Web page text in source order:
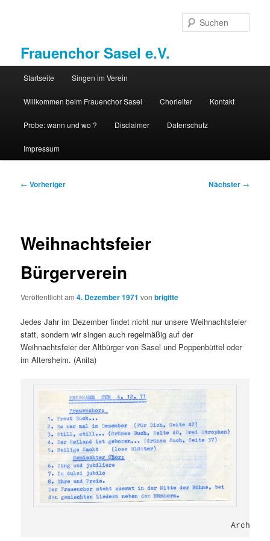
Frauenchor Sasel e.V.
Startseite Singen im Verein
Willkommen beim Frauenchor Sasel Chorleiter Kontakt
Probe: wann und wo ? Disclaimer Datenschutz
Impressum
Beitragsnavigation
← Vorheriger Nächster →
Weihnachtsfeier
Bürgerverein
Veröffentlicht am4. Dezember 1971 vonbrigitte
Jedes Jahr im Dezemberfindet nicht nur unsere Weihnachtsfeier
statt, sondern wir singen auch regelmäßig auf der
Weihnachtsfeier der Altbürger von Sasel und Poppenbüttel oder
im Altersheim. (Anita)
Archiv